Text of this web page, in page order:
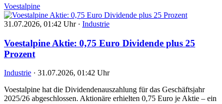
Voestalpine
31.07.2026, 01:42 Uhr · Industrie
Voestalpine Aktie: 0,75 Euro Dividende plus 25
Prozent
Industrie · 31.07.2026, 01:42 Uhr
Voestalpine hat die Dividendenauszahlung für das Geschäftsjahr
2025/26 abgeschlossen. Aktionäre erhielten 0,75 Euro je Aktie – ein